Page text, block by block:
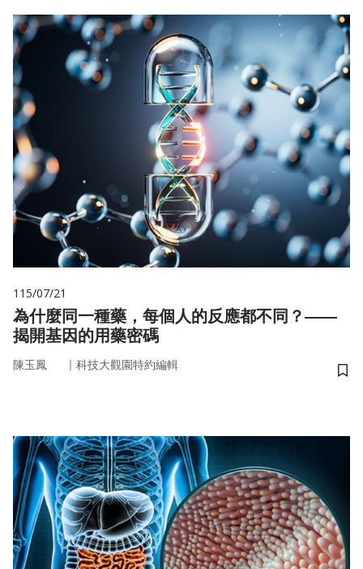
115/07/21
為什麼同一種藥，每個人的反應都不同？——
揭開基因的用藥密碼
陳玉鳳 ｜ 科技大觀園特約編輯
儲